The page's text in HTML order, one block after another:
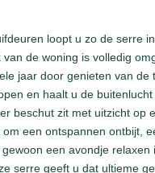
loopt u zo de serre
van de woning is volledig
jaar door genieten van de
en haalt u de
beschut zit met uitzicht op
om een ontspannen ontbijt,
een avondje relaxen
serre geeft u dat ultieme